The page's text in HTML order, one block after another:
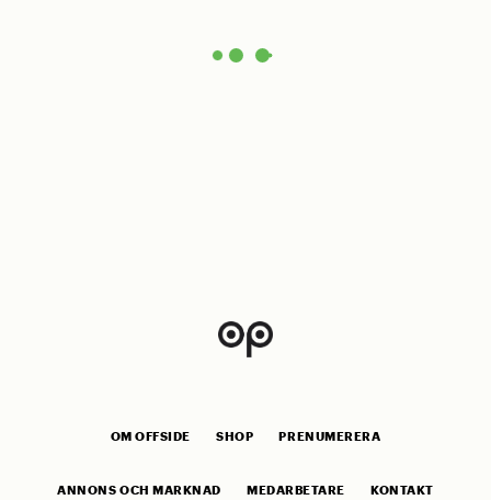
OM OFFSIDE SHOP PRENUMERERA
ANNONS OCH MARKNAD MEDARBETARE KONTAKT